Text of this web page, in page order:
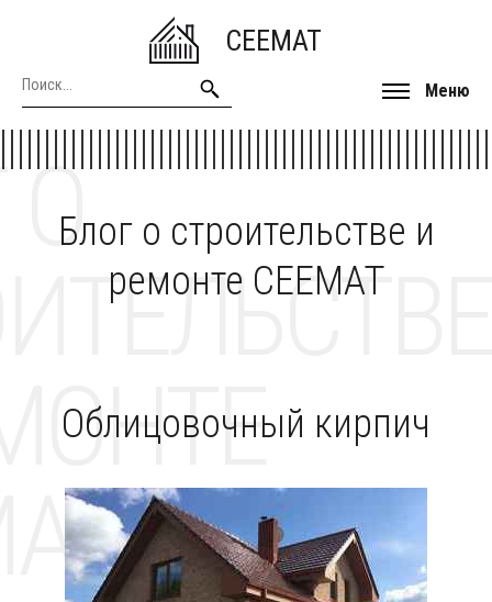
CEEMAT
Меню
Блог о строительстве и
ремонте CEEMAT
О
Облицовочный кирпич